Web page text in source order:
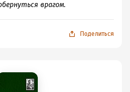
врагом.
Поделиться